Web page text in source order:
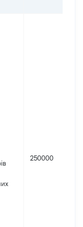
250000